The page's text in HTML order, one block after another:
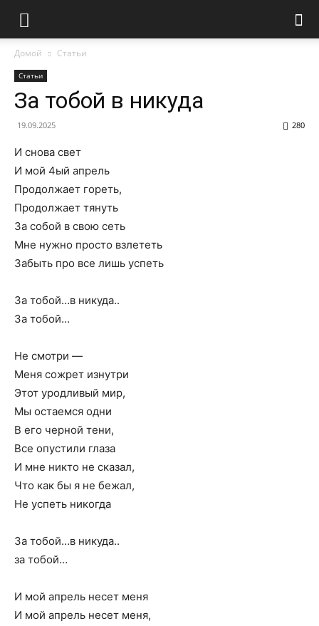
Домой Статьи
Статьи
За тобой в никуда
19.09.2025 280
И снова свет
И мой 4ый апрель
Продолжает гореть,
Продолжает тянуть
За собой в свою сеть
Мне нужно просто взлететь
Забыть про все лишь успеть
За тобой…в никуда..
За тобой…
Не смотри —
Меня сожрет изнутри
Этот уродливый мир,
Мы остаемся одни
В его черной тени,
Все опустили глаза
И мне никто не сказал,
Что как бы я не бежал,
Не успеть никогда
За тобой…в никуда..
за тобой…
И мой апрель несет меня
И мой апрель несет меня,